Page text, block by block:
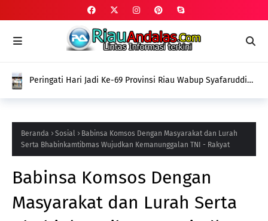
Peringati Hari Jadi Ke-69 Provinsi Riau Wabup Syafaruddin
Pelayanan
Beranda Sosial
Babinsa Komsos Dengan Masyarakat dan Lurah
Serta Bhabinkamtibmas Wujudkan Kemanunggalan TNI - Rakyat
Babinsa Komsos Dengan
Masyarakat dan Lurah Serta